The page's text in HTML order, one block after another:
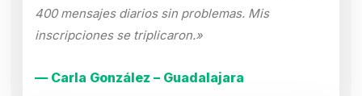
400 mensajes diarios sin problemas. Mis
inscripciones se triplicaron.»
— Carla González – Guadalajara